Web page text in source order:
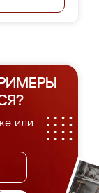
или